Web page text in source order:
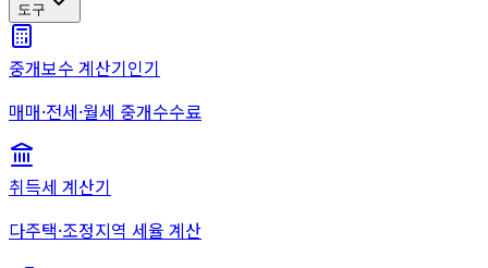
도구
중개보수 계산기인기
매매·전세·월세 중개수수료
취득세 계산기
다주택·조정지역 세율 계산